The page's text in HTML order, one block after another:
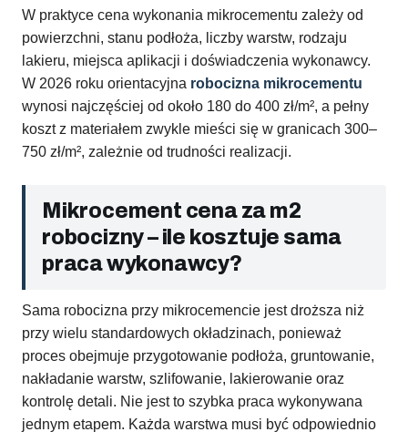
W praktyce cena wykonania mikrocementu zależy od
powierzchni, stanu podłoża, liczby warstw, rodzaju
lakieru, miejsca aplikacji i doświadczenia wykonawcy.
W 2026 roku orientacyjna robocizna mikrocementu
wynosi najczęściej od około 180 do 400 zł/m², a pełny
koszt z materiałem zwykle mieści się w granicach 300–
750 zł/m², zależnie od trudności realizacji.
Mikrocement cena za m2
robocizny – ile kosztuje sama
praca wykonawcy?
Sama robocizna przy mikrocemencie jest droższa niż
przy wielu standardowych okładzinach, ponieważ
proces obejmuje przygotowanie podłoża, gruntowanie,
nakładanie warstw, szlifowanie, lakierowanie oraz
kontrolę detali. Nie jest to szybka praca wykonywana
jednym etapem. Każda warstwa musi być odpowiednio